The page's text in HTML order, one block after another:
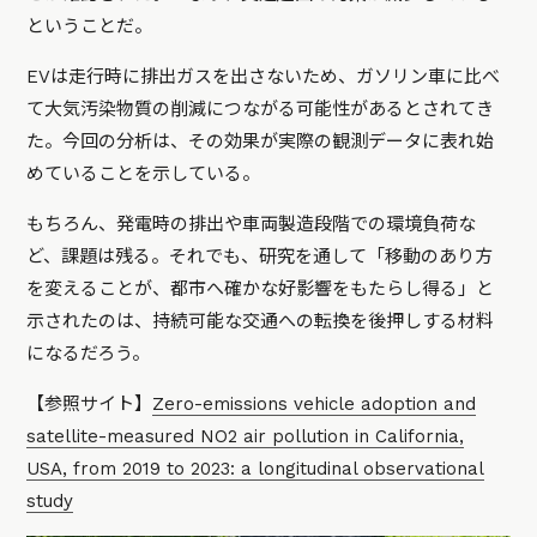
ということだ。
EVは走行時に排出ガスを出さないため、ガソリン車に比べ
て大気汚染物質の削減につながる可能性があるとされてき
た。今回の分析は、その効果が実際の観測データに表れ始
めていることを示している。
もちろん、発電時の排出や車両製造段階での環境負荷な
ど、課題は残る。それでも、研究を通して「移動のあり方
を変えることが、都市へ確かな好影響をもたらし得る」と
示されたのは、持続可能な交通への転換を後押しする材料
になるだろう。
【参照サイト】 Zero-emissions vehicle adoption and
satellite-measured NO2 air pollution in California,
USA, from 2019 to 2023: a longitudinal observational
study